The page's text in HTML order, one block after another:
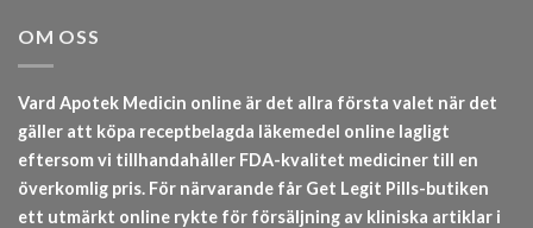
OM OSS
Vard Apotek Medicin online är det allra första valet när det
gäller att köpa receptbelagda läkemedel online lagligt
eftersom vi tillhandahåller FDA-kvalitet mediciner till en
överkomlig pris. För närvarande får Get Legit Pills-butiken
ett utmärkt online rykte för försäljning av kliniska artiklar i